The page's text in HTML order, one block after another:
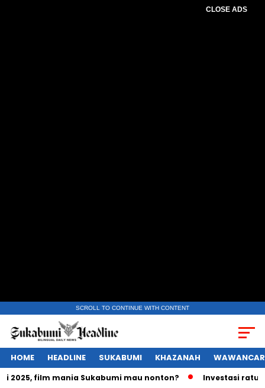
CLOSE ADS
SCROLL TO CONTINUE WITH CONTENT
HOME HEADLINE SUKABUMI KHAZANAH
film mania Sukabumi mau nonton? Investasi ratusan